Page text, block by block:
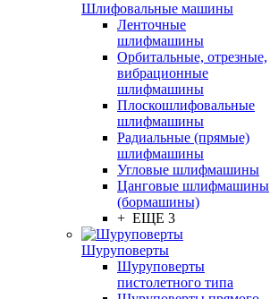
Шлифовальные машины
Ленточные
шлифмашины
Орбитальные, отрезные,
вибрационные
шлифмашины
Плоскошлифовальные
шлифмашины
Радиальные (прямые)
шлифмашины
Угловые шлифмашины
Цанговые шлифмашины
(бормашины)
+ ЕЩЕ 3
Шуруповерты
Шуруповерты
пистолетного типа